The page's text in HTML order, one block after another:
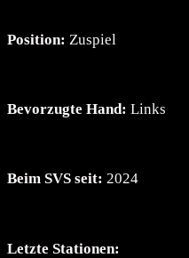
Position: Zuspiel
Bevorzugte Hand: Links
Beim SVS seit: 2024
Letzte Stationen: